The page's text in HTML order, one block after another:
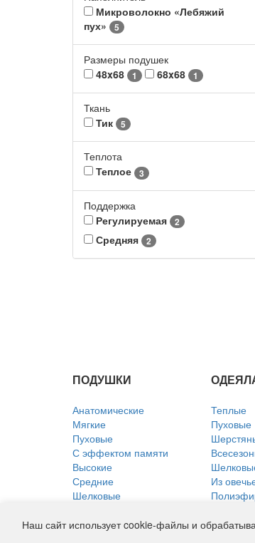
Микроволокно «Лебяжий
пух»
5
Размеры подушек
48x68
1 68x68 1
Ткань
Тик
5
Теплота
Теплое
3
Поддержка
Регулируемая
2
Средняя 2
ПОДУШКИ
Анатомические
Мягкие
Пуховые
С эффектом памяти
Высокие
Средние
Шелковые
Льняные
Теплые
Пуховые
Из
Льняные
Наш сайт использует cookie-файлы и